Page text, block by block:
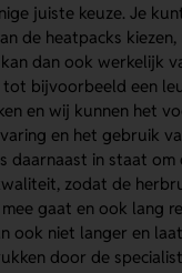
juiste keuze. Je
de heatpacks
dan ook werkelijk
bijvoorbeeld een
en wij kunnen het
en het gebruik
daarnaast in staat
zodat de
gaat en ook lang
ook niet langer en
door de